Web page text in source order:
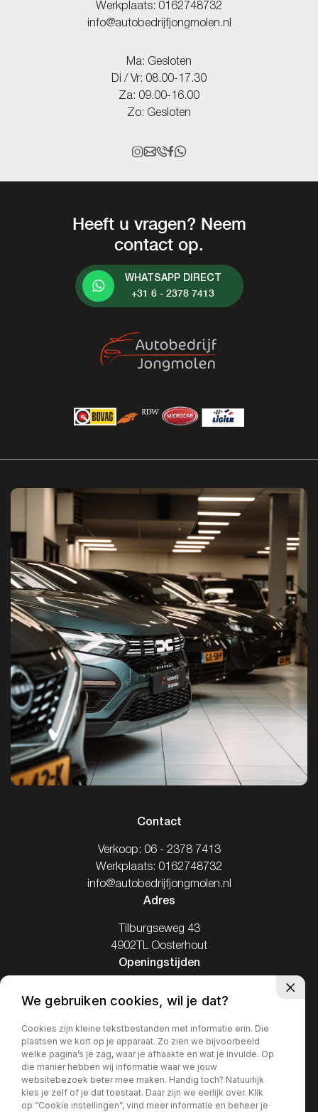
Werkplaats: 0162748732
info@autobedrijfjongmolen.nl
Ma: Gesloten
Di / Vr: 08.00-17.30
Za: 09.00-16.00
Zo: Gesloten
Heeft u vragen? Neem
contact op.
WHATSAPP DIRECT
+31 6 - 2378 7413
Contact
Verkoop: 06 - 2378 7413
Werkplaats: 0162748732
info@autobedrijfjongmolen.nl
Adres
Tilburgseweg 43
4902TL Oosterhout
Openingstijden
Di / Vr: 08.00-17.30
Za: 09.00-16.00
Zo: Gesloten
We gebruiken cookies, wil je dat?
Cookies zijn kleine tekstbestanden met informatie erin. Die
plaatsen we kort op je apparaat. Zo zien we bijvoorbeeld
welke pagina’s je zag, waar je afhaakte en wat je invulde. Op
die manier hebben wij informatie waar we jouw
websitebezoek beter mee maken. Handig toch? Natuurlijk
kies je zelf of je dat toestaat. Daar zijn we eerlijk over. Klik
op “Cookie instellingen”, vind meer informatie en beheer je